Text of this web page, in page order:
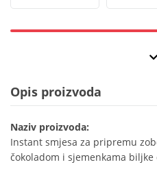
Opis proizvoda
Naziv proizvoda:
Instant smjesa za pripremu
čokoladom i sjemenkama biljke